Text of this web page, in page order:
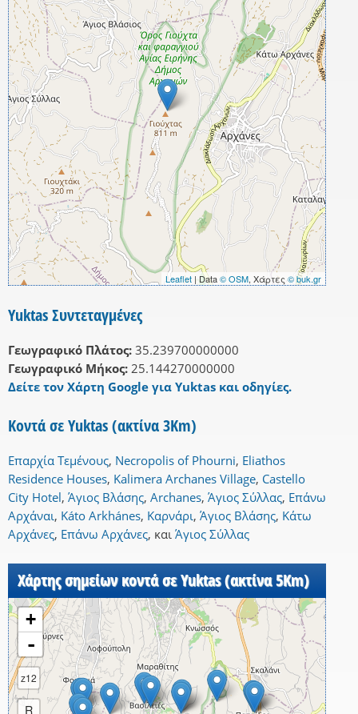
Leaflet | Data© OSM, Χάρτες © buk.gr
Yuktas Συντεταγμένες
Γεωγραφικό Πλάτος: 35.239700000000
Γεωγραφικό Μήκος: 25.144270000000
Δείτε τον Χάρτη Google για Yuktas και οδηγίες.
Κοντά σε Yuktas (ακτίνα 3Km)
Επαρχία Τεμένους, Necropolis of Phourni, Eliathos
Residence Houses, Kalimera Archanes Village, Castello
City Hotel, Άγιος Βλάσης, Archanes, Άγιος Σύλλας, Επάνω
Αρχάναι, Káto Arkhánes, Καρνάρι, Άγιος Βλάσης, Κάτω
Αρχάνες, Επάνω Αρχάνες, και Άγιος Σύλλας
Χάρτης σημείων κοντά σε Yuktas (ακτίνα 5Km)
+
-
z12
R